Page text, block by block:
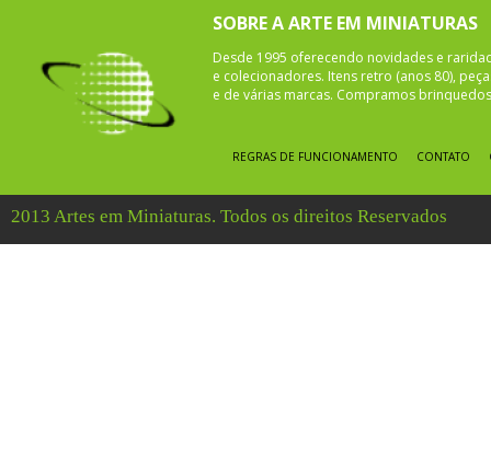
SOBRE A ARTE EM MINIATURAS
Desde 1995 oferecendo novidades e
e colecionadores. Itens retro (anos 80),
e de várias marcas. Compramos
REGRAS DE FUNCIONAMENTO CONTATO
2013 Artes em Miniaturas. Todos os direitos Reservados